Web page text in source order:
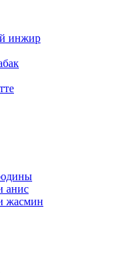
инжир
анис
жасмин